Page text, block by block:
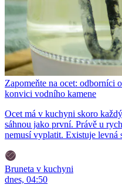
Zapomeňte na ocet: odborníci
konvici vodního kamene
Ocet má v kuchyni skoro
sáhnou jako první. Právě u
nemusí vyplatit. Existuje levná
Bruneta v kuchyni
dnes, 04:50